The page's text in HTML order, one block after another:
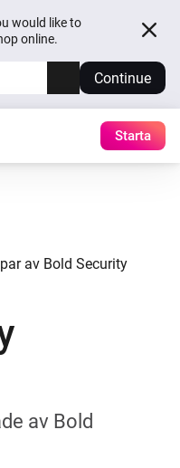
would like to
online.
Continue
Starta
av Bold Security
av Bold